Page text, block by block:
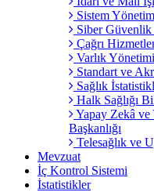
Sistem
Siber Güvenlik
Çağrı
Varlık
Standart ve
Sağlık
Halk Sağlığı
Yapay Zekâ
Başkanlığı
Telesağlık ve
Mevzuat
İç Kontrol Sistemi
İstatistikler